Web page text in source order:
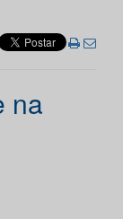
na